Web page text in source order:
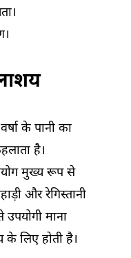
के पानी का
है।
मुख्य रूप से
और रेगिस्तानी
उपयोगी माना
के लिए होती है।